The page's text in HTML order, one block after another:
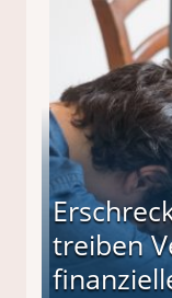
treiben